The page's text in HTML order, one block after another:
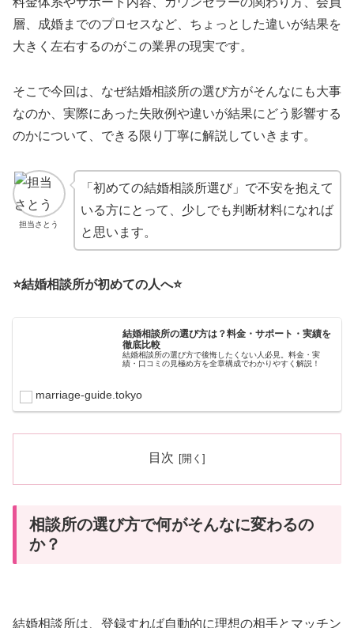
層、成婚までのプロセスなど、ちょっとした違いが結果を
大きく左右するのがこの業界の現実です。
そこで今回は、なぜ結婚相談所の選び方がそんなにも大事
なのか、実際にあった失敗例や違いが結果にどう影響する
のかについて、できる限り丁寧に解説していきます。
担当さとう
「初めての結婚相談所選び」で不安を抱えて
いる方にとって、少しでも判断材料になれば
と思います。
⭐️結婚相談所が初めての人へ⭐️
結婚相談所の選び方は？料金・サポート・実績を
徹底比較
結婚相談所の選び方で後悔したくない人必見。料金・実
績・口コミの見極め方を全章構成でわかりやすく解説！
marriage-guide.tokyo
目次
相談所の選び方で何がそんなに変わるの
か？
結婚相談所は、登録すれば自動的に理想の相手とマッチン